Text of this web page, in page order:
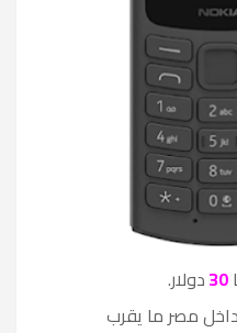
30دولار.
داخل مصر ما يقرب